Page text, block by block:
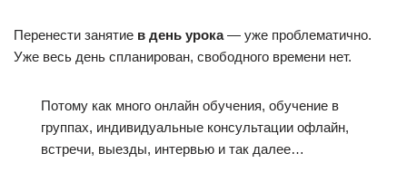
Перенести занятие в день урока— уже проблематично.
Уже весь день спланирован, свободного времени нет.
Потому как много онлайн обучения, обучение в
группах, индивидуальные консультации офлайн,
встречи, выезды, интервью и так далее…